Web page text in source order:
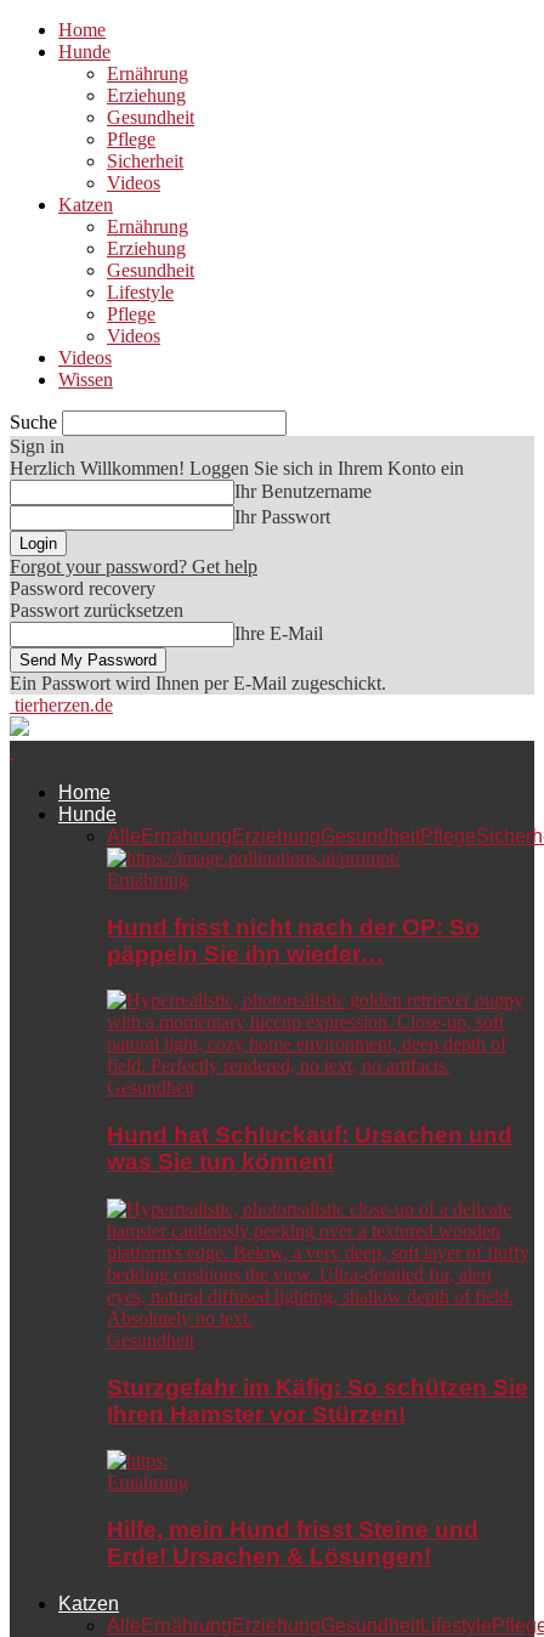
Home
Hunde
Ernährung
Erziehung
Gesundheit
Pflege
Sicherheit
Videos
Katzen
Ernährung
Erziehung
Gesundheit
Lifestyle
Pflege
Videos
Videos
Wissen
Suche
Sign in
Herzlich Willkommen! Loggen Sie sich in Ihrem Konto ein
Ihr Benutzername
Ihr Passwort
Forgot your password? Get help
Password recovery
Passwort zurücksetzen
Ihre E-Mail
Ein Passwort wird Ihnen per E-Mail zugeschickt.
tierherzen.de
Home
Hunde
Alle Ernährung ErziehungGesundheitPflege
Ernährung
Hund frisst nicht nach der OP: So
päppeln Sie ihn wieder…
Gesundheit
Hund hat Schluckauf: Ursachen und
was Sie tun können!
Gesundheit
Sturzgefahr im Käfig: So schützen Sie
Ihren Hamster vor Stürzen!
Ernährung
Hilfe, mein Hund frisst Steine und
Erde! Ursachen & Lösungen!
Katzen
Alle Ernährung ErziehungGesundheitLifestyle